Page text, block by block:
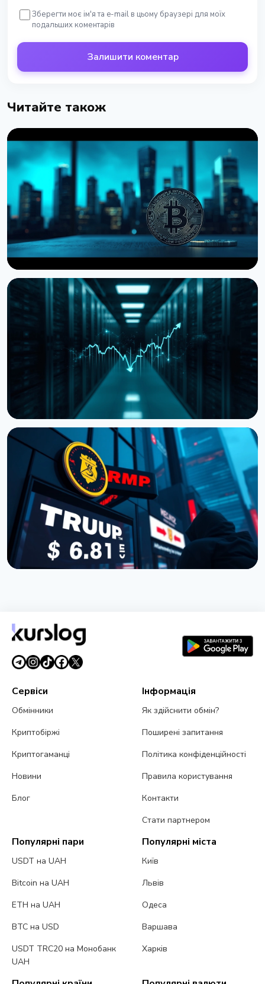
Зберегти моє ім'я та e-mail в цьому браузері для моїх
подальших коментарів
Залишити коментар
Читайте також
НОВИНА
Storj подала на банкрутство, але пропонує
токенхолдерам частку в компанії
27 липня 2026 р.4 хв читання
Cardano передає розробку ключових
компонентів зовнішнім командам
19 липня 2026 р.3 хв читання
5 липня 2026 р.5 хв читання
Сервіси
Обмінники
Криптобіржі
Криптогаманці
Новини
Блог
Інформація
Як здійснити обмін?
Поширені запитання
Політика конфіденційності
Правила користування
Контакти
Стати партнером
Популярні пари
USDT на UAH
Bitcoin на UAH
ETH на UAH
BTC на USD
USDT TRC20 на Монобанк
UAH
Популярні міста
Київ
Львів
Одеса
Варшава
Харків